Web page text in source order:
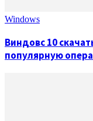
Windows
Виндовс 10
популярную